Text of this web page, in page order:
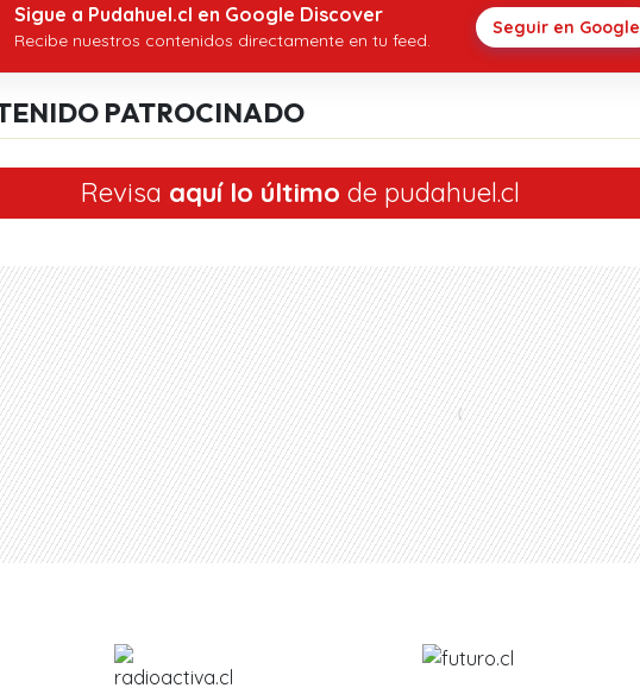
Sigue a Pudahuel.cl en Google Discover
Recibe nuestros contenidos directamente en tu feed.
Seguir en Google
PATROCINADO
Revisa aquí lo último de pudahuel.cl